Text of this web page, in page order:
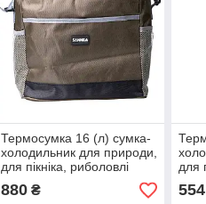
Термосумка 16 (л) сумка-
холодильник для природи,
для пікніка, риболовлі
холодильна сумка HP-14-
6
880₴
для
7
554